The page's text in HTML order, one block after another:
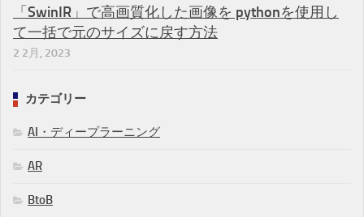
「SwinIR」で高画質化した画像を pythonを使用し
て一括で元のサイズに戻す方法
2 2月, 2023
カテゴリー
AI・ディープラーニング
AR
BtoB